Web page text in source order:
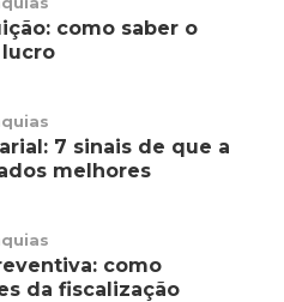
como saber o
7 sinais de que a
melhores
como
da fiscalização